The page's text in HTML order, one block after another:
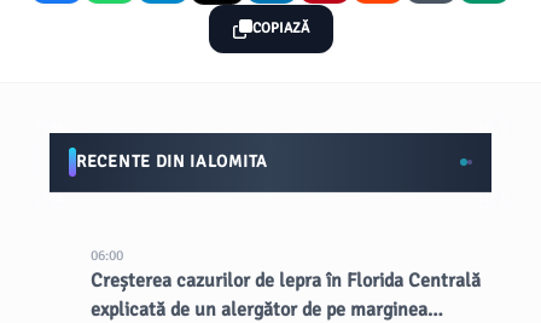
COPIAZĂ
RECENTE DIN IALOMITA
06:00
Creșterea cazurilor de lepra în Florida Centrală
explicată de un alergător de pe marginea